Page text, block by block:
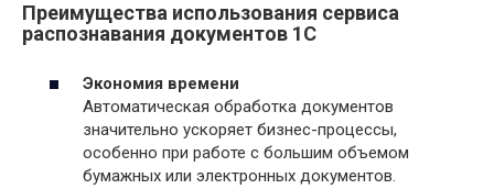
Преимущества использования сервиса
распознавания документов 1С
Экономия времени
Автоматическая обработка документов
значительно ускоряет бизнес-процессы,
особенно при работе с большим объемом
бумажных или электронных документов.